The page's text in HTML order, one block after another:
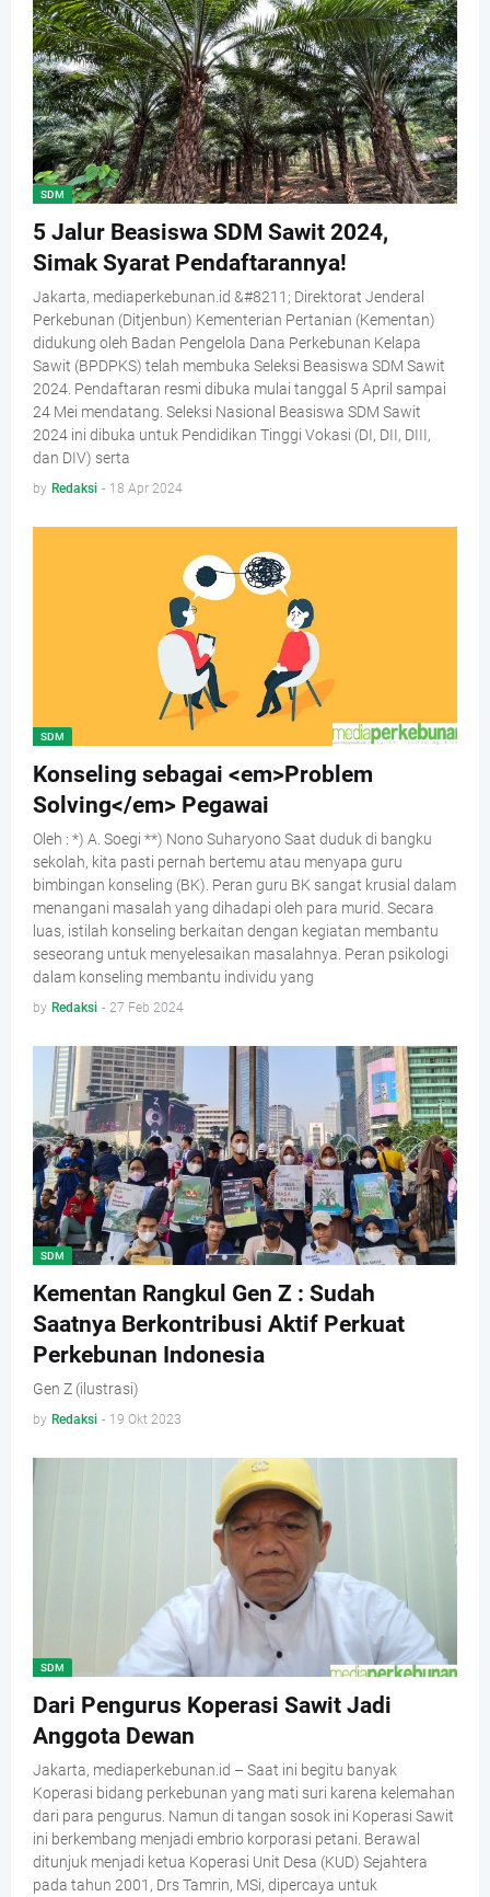
SDM
5 Jalur Beasiswa SDM Sawit 2024,
Simak Syarat Pendaftarannya!
Jakarta, mediaperkebunan.id &#8211; Direktorat Jenderal
Perkebunan (Ditjenbun) Kementerian Pertanian (Kementan)
didukung oleh Badan Pengelola Dana Perkebunan Kelapa
Sawit (BPDPKS) telah membuka Seleksi Beasiswa SDM Sawit
2024. Pendaftaran resmi dibuka mulai tanggal 5 April sampai
24 Mei mendatang. Seleksi Nasional Beasiswa SDM Sawit
2024 ini dibuka untuk Pendidikan Tinggi Vokasi (DI, DII, DIII,
dan DIV) serta
by Redaksi - 18 Apr 2024
SDM
Konseling sebagai <em>Problem
Solving</em> Pegawai
Oleh : *) A. Soegi **) Nono Suharyono Saat duduk di bangku
sekolah, kita pasti pernah bertemu atau menyapa guru
bimbingan konseling (BK). Peran guru BK sangat krusial dalam
menangani masalah yang dihadapi oleh para murid. Secara
luas, istilah konseling berkaitan dengan kegiatan membantu
seseorang untuk menyelesaikan masalahnya. Peran psikologi
dalam konseling membantu individu yang
by Redaksi - 27 Feb 2024
SDM
Kementan Rangkul Gen Z : Sudah
Saatnya Berkontribusi Aktif Perkuat
Perkebunan Indonesia
Gen Z (ilustrasi)
by Redaksi - 19 Okt 2023
SDM
Dari Pengurus Koperasi Sawit Jadi
Anggota Dewan
Jakarta, mediaperkebunan.id – Saat ini begitu banyak
Koperasi bidang perkebunan yang mati suri karena kelemahan
dari para pengurus. Namun di tangan sosok ini Koperasi Sawit
ini berkembang menjadi embrio korporasi petani. Berawal
ditunjuk menjadi ketua Koperasi Unit Desa (KUD) Sejahtera
pada tahun 2001, Drs Tamrin, MSi, dipercaya untuk